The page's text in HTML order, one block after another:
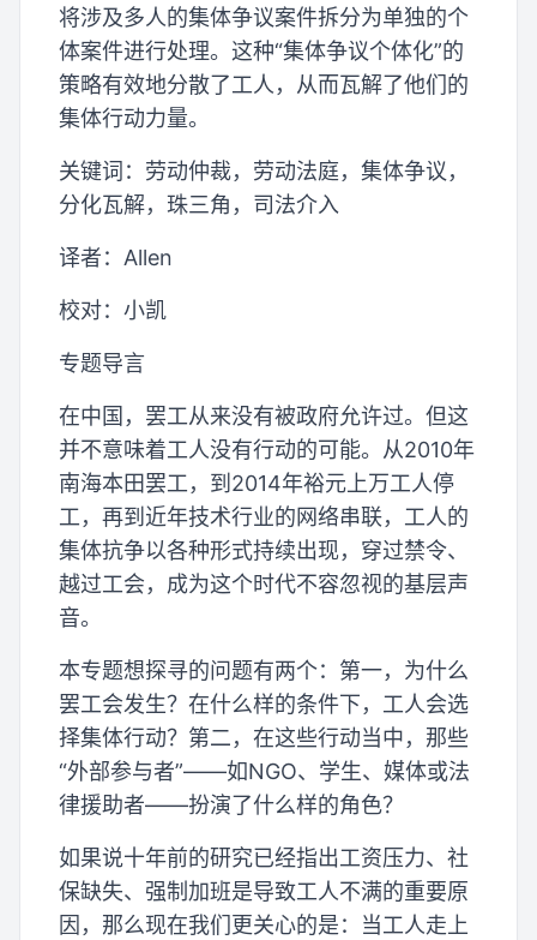
将涉及多人的集体争议案件拆分为单独的个
体案件进行处理。这种“集体争议个体化”的
策略有效地分散了工人，从而瓦解了他们的
集体行动力量。
关键词：劳动仲裁，劳动法庭，集体争议，
分化瓦解，珠三角，司法介入
译者：Allen
校对：小凯
专题导言
在中国，罢工从来没有被政府允许过。但这
并不意味着工人没有行动的可能。从2010年
南海本田罢工，到2014年裕元上万工人停
工，再到近年技术行业的网络串联，工人的
集体抗争以各种形式持续出现，穿过禁令、
越过工会，成为这个时代不容忽视的基层声
音。
本专题想探寻的问题有两个：第一，为什么
罢工会发生？在什么样的条件下，工人会选
择集体行动？第二，在这些行动当中，那些
“外部参与者”——如NGO、学生、媒体或法
律援助者——扮演了什么样的角色？
如果说十年前的研究已经指出工资压力、社
保缺失、强制加班是导致工人不满的重要原
因，那么现在我们更关心的是：当工人走上